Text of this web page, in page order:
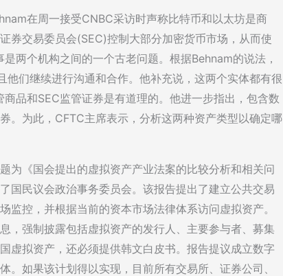
在周一接受CNBC采访时声称比特币和以太坊是商
券交易委员会(SEC)控制大部分加密货币市场，从而使
两个机构之间的一个古老问题。根据Behnam的说法，
们继续进行沟通和合作。他补充说，这两个实体都有很
品和SEC监管证券是有道理的。他进一步指出，包含数
。为此，CFTC主席表示，分析这两种资产类型以确定哪
为《国会提出的虚拟资产产业法案的比较分析和相关问
国民议会政治事务委员会。该报告提出了建立公共交易
监控，并根据当前的资本市场法律体系访问虚拟资产。
，强制披露包括虚拟资产的发行人、主要参与者、募集
虚拟资产，还必须提供韩文白皮书。报告提议成立数字
。如果该计划得以实现，目前所有交易所、证券公司、